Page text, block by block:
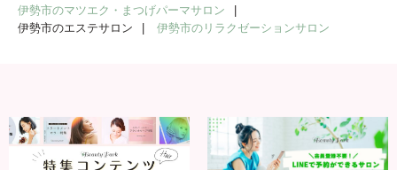
伊勢市のマツエク・まつげパーマサロン
伊勢市のエステサロン
伊勢市のリラクゼーションサロン